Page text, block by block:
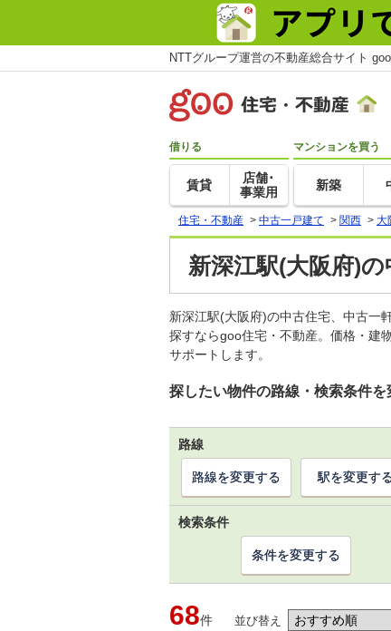
NTTグループ運営の不動産総合サイト
借りる
賃貸
店舗･
事業用
マンションを買う
新築
住宅・不動産 > 中古一戸建て > 関西 > 大
新深江駅(大阪府)
新深江駅(大阪府)の中古住宅、中古一
探すならgoo住宅・不動産。価格・建
サポートします。
探したい物件の路線・検索条件
路線
路線を変更する 駅を変更す
検索条件
条件を変更する
68件 並び替え